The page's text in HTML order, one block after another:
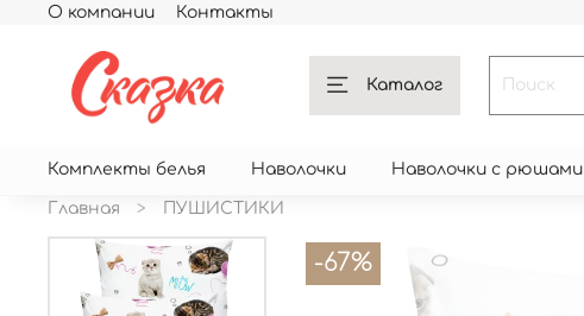
О компании Контакты
Каталог
Комплекты белья Наволочки Наволочки с рюшами
Главная ПУШИСТИКИ
-67%